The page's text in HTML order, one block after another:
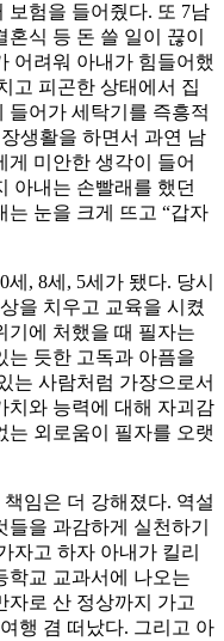
보험을 들어줬다. 또 7남
식 등 돈 쓸 일이 끊이
어려워 아내가 힘들어했
고 피곤한 상태에서 집
들어가 세탁기를 즉흥적
생활을 하면서 과연 남
게 미안한 생각이 들어
아내는 손빨래를 했던
는 눈을 크게 뜨고 “갑자
, 8세, 5세가 됐다. 당시
을 치우고 교육을 시켰
기에 처했을 때 필자는
는 듯한 고독과 아픔을
는 사람처럼 가장으로서
치와 능력에 대해 자괴감
는 외로움이 필자를 오랫
임은 더 강해졌다. 역설
을 과감하게 실천하기
자고 하자 아내가 킬리
학교 교과서에 나오는
자로 산 정상까지 가고
행 겸 떠났다. 그리고 아